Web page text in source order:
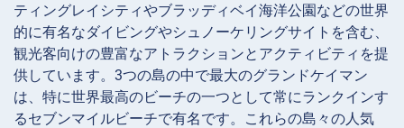
ティングレイシティやブラッディベイ海洋公園などの世界
的に有名なダイビングやシュノーケリングサイトを含む、
観光客向けの豊富なアトラクションとアクティビティを提
供しています。3つの島の中で最大のグランドケイマン
は、特に世界最高のビーチの一つとして常にランクインす
るセブンマイルビーチで有名です。これらの島々の人気